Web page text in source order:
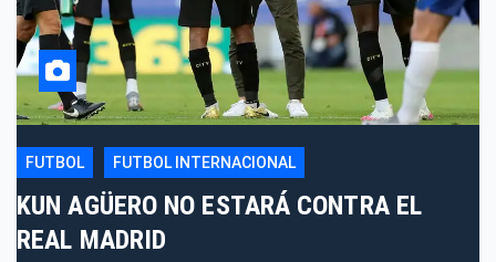
FUTBOL FUTBOL INTERNACIONAL
KUN AGÜERO NO ESTARÁ CONTRA EL
REAL MADRID